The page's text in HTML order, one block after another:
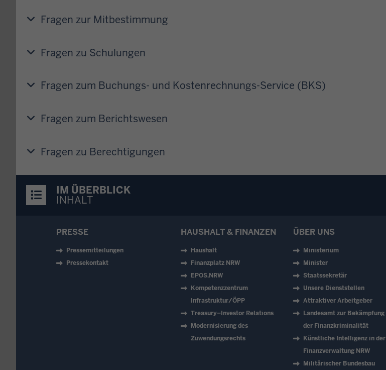
Fragen zur Mitbestimmung
Fragen zu Schulungen
Fragen zum Buchungs- und Kostenrechnungs-Service (BKS)
Fragen zum Berichtswesen
Fragen zu Berechtigungen
IM ÜBERBLICK
INHALT
PRESSE
Pressemitteilungen
Pressekontakt
HAUSHALT & FINANZEN
Haushalt
Finanzplatz NRW
EPOS.NRW
Kompetenzzentrum
Infrastruktur/ÖPP
Treasury–Investor Relations
Modernisierung des
Zuwendungsrechts
ÜBER UNS
Ministerium
Minister
Staatssekretär
Unsere Dienststellen
Attraktiver Arbeitgeber
Landesamt zur Bekämpfung
der Finanzkriminalität
Künstliche Intelligenz in der
Finanzverwaltung NRW
Militärischer Bundesbau